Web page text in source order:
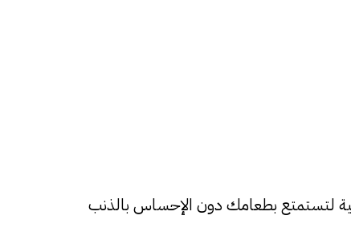
لتستمتع بطعامك دون الإحساس بالذنب